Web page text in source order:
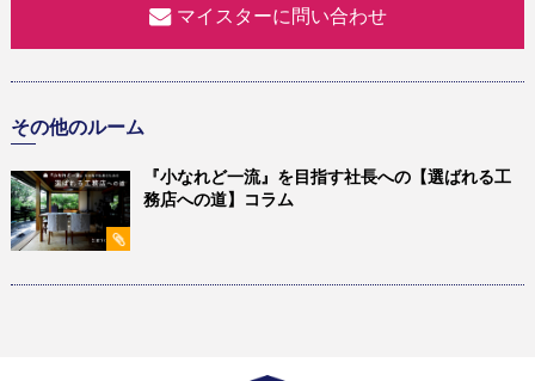
マイスターに問い合わせ
その他のルーム
『小なれど一流』を目指す社長への【選ばれる工
務店への道】コラム